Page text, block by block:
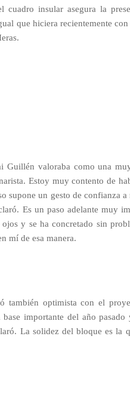
cuadro insular asegura la
que hiciera recientemente
Guillén valoraba como una
Estoy muy contento de
supone un gesto de confianza
Es un paso adelante
y se ha concretado sin
mí de esa manera.
también optimista con el
base importante del año
La solidez del bloque es